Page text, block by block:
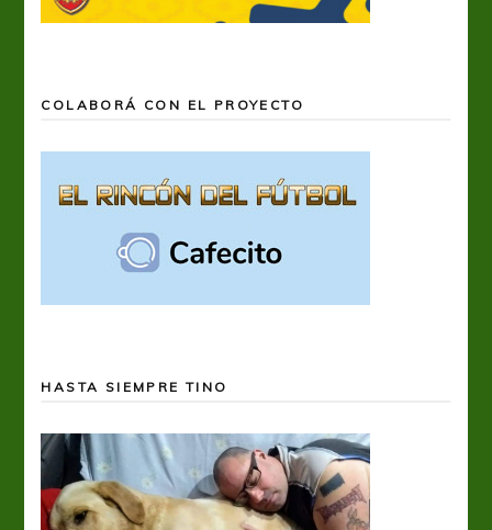
COLABORÁ CON EL PROYECTO
HASTA SIEMPRE TINO